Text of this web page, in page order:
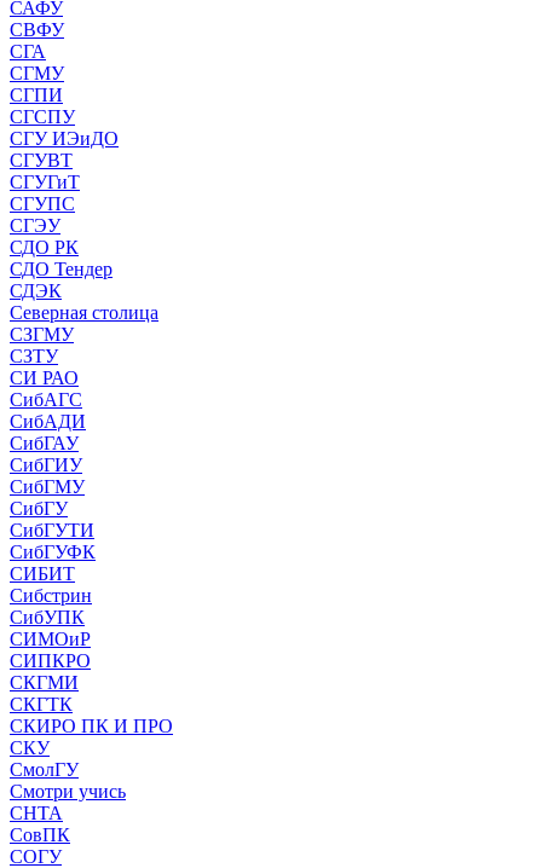
САФУ
СВФУ
СГА
СГМУ
СГПИ
СГСПУ
СГУ ИЭиДО
СГУВТ
СГУГиТ
СГУПС
СГЭУ
СДО РК
СДО Тендер
СДЭК
Северная столица
СЗГМУ
СЗТУ
СИ РАО
СибАГС
СибАДИ
СибГАУ
СибГИУ
СибГМУ
СибГУ
СибГУТИ
СибГУФК
СИБИТ
Сибстрин
СибУПК
СИМОиР
СИПКРО
СКГМИ
СКГТК
СКИРО ПК И ПРО
СКУ
СмолГУ
Смотри учись
СНТА
СовПК
СОГУ